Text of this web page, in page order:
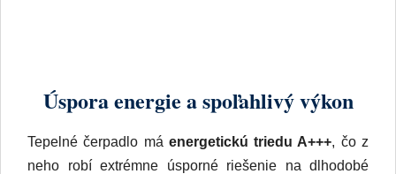
Úspora energie a spoľahlivý výkon
Tepelné čerpadlo má energetickú triedu A+++, čo z
neho robí extrémne úsporné riešenie na dlhodobé